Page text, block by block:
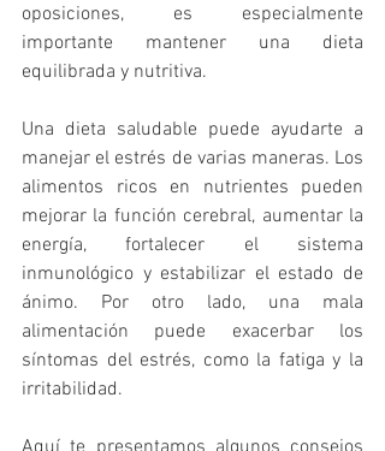
oposiciones, es especialmente
importante mantener una dieta
equilibrada y nutritiva.
Una dieta saludable puede ayudarte a
manejar el estrés de varias maneras. Los
alimentos ricos en nutrientes pueden
mejorar la función cerebral, aumentar la
energía, fortalecer el sistema
inmunológico y estabilizar el estado de
ánimo. Por otro lado, una mala
alimentación puede exacerbar los
síntomas del estrés, como la fatiga y la
irritabilidad.